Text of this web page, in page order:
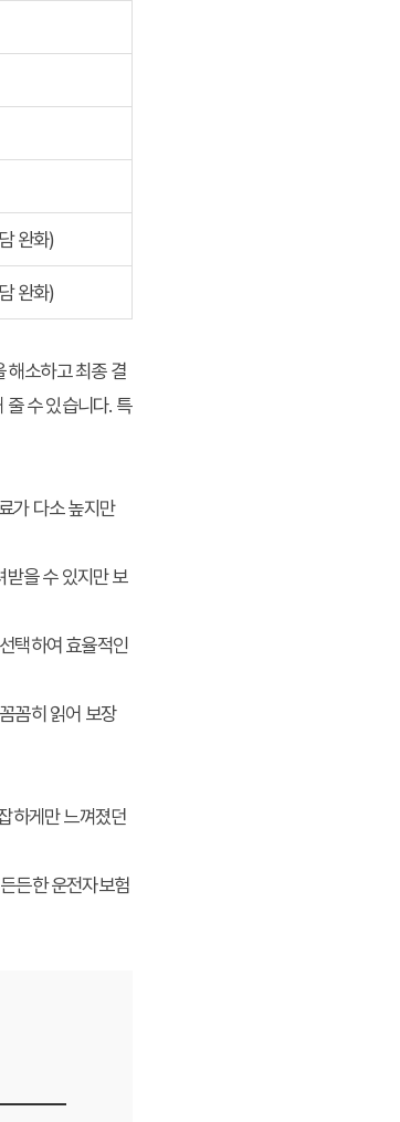
완화)
완화)
해소하고 최종 결
수 있습니다. 특
가 다소 높지만
받을 수 있지만 보
택하여 효율적인
꼼히 읽어 보장
하게만 느껴졌던
든한 운전자보험